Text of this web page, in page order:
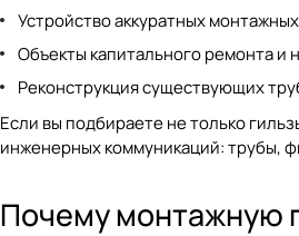
Устройство аккуратных
Объекты капитального ремонта и
Реконструкция существующих
Если вы подбираете не только
инженерных коммуникаций: трубы,
Почему монтажную